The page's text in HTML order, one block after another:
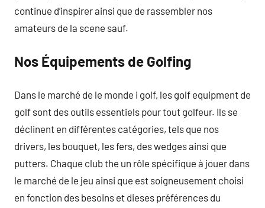
continue d’inspirer ainsi que de rassembler nos
amateurs de la scene sauf.
Nos Équipements de Golfing
Dans le marché de le monde i golf, les golf equipment de
golf sont des outils essentiels pour tout golfeur. Ils se
déclinent en différentes catégories, tels que nos
drivers, les bouquet, les fers, des wedges ainsi que
putters. Chaque club the un rôle spécifique à jouer dans
le marché de le jeu ainsi que est soigneusement choisi
en fonction des besoins et dieses préférences du